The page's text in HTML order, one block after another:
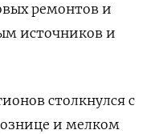
ремонтов и
источников и
столкнулся с
и мелком